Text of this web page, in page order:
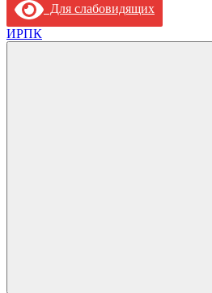
Для слабовидящих
ИРПК